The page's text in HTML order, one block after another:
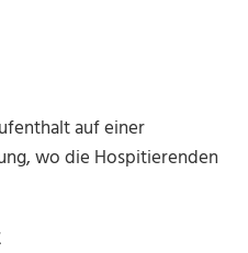
auf einer
wo die Hospitierenden